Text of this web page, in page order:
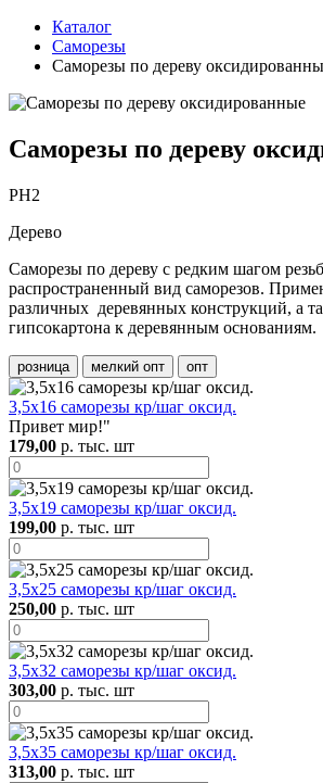
Каталог
Саморезы
Саморезы по дереву
Саморезы по дереву
PH2
Дерево
Саморезы по дереву с редким шагом
распространенный вид саморезов.
различных деревянных конструкций, а
гипсокартона к деревянным основаниям.
розница мелкий опт опт
3,5х16 саморезы кр/шаг оксид.
Привет мир!"
179,00 р. тыс. шт
3,5х19 саморезы кр/шаг оксид.
199,00 р. тыс. шт
3,5х25 саморезы кр/шаг оксид.
250,00 р. тыс. шт
3,5х32 саморезы кр/шаг оксид.
303,00 р. тыс. шт
3,5х35 саморезы кр/шаг оксид.
313,00 р. тыс. шт